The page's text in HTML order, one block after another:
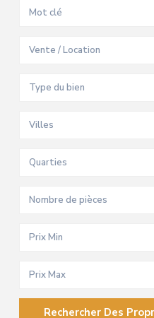
Vente / Location
Type du bien
Villes
Quarties
Nombre de pièces